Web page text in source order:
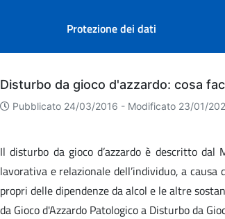
Protezione dei dati
Archivio
Disturbo da gioco d'azzardo: cosa
Pubblicato 24/03/2016 - Modificato 23/01/
Il disturbo da gioco d’azzardo è descritto
lavorativa e relazionale dell’individuo, a
propri delle dipendenze da alcol e le altre
da Gioco d'Azzardo Patologico a Disturbo da